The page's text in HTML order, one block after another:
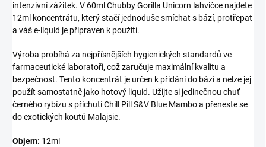
intenzivní zážitek. V 60ml Chubby Gorilla Unicorn lahvičce najdete
12ml koncentrátu, který stačí jednoduše smíchat s bází, protřepat
a váš e-liquid je připraven k použití.
Výroba probíhá za nejpřísnějších hygienických standardů ve
farmaceutické laboratoři, což zaručuje maximální kvalitu a
bezpečnost. Tento koncentrát je určen k přidání do bází a nelze jej
použít samostatně jako hotový liquid. Užijte si jedinečnou chuť
černého rybízu s příchutí Chill Pill S&V Blue Mambo a přeneste se
do exotických koutů Malajsie.
Objem: 12ml